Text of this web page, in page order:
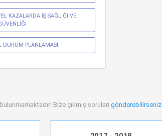
KAZALARDA İŞ SAĞLIĞI VE
DURUM PLANLAMASI
Bize çıkmış soruları gönderebilirseniz